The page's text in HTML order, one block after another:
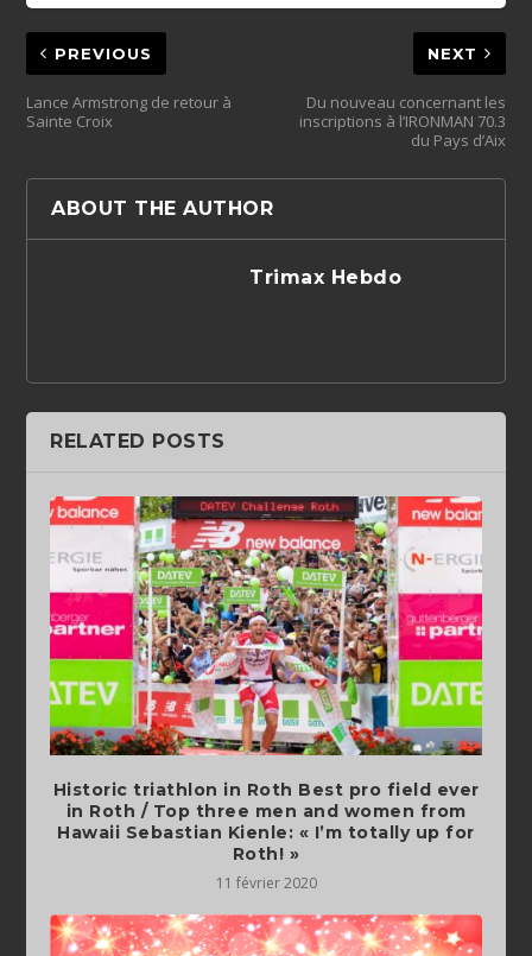
PREVIOUS
Lance Armstrong de retour à
Sainte Croix
NEXT
Du nouveau concernant les
inscriptions à l’IRONMAN 70.3
du Pays d’Aix
ABOUT THE AUTHOR
Trimax Hebdo
RELATED POSTS
Historic triathlon in Roth Best pro field ever
in Roth / Top three men and women from
Hawaii Sebastian Kienle: « I’m totally up for
Roth! »
11 février 2020